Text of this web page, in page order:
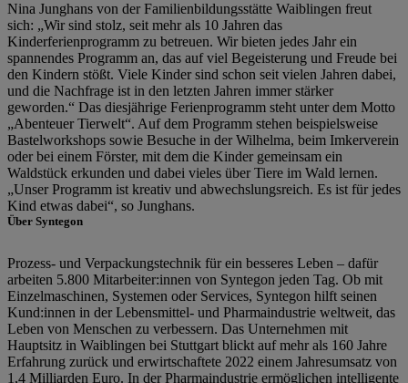
Nina Junghans von der Familienbildungsstätte Waiblingen freut
sich: „Wir sind stolz, seit mehr als 10 Jahren das
Kinderferienprogramm zu betreuen. Wir bieten jedes Jahr ein
spannendes Programm an, das auf viel Begeisterung und Freude bei
den Kindern stößt. Viele Kinder sind schon seit vielen Jahren dabei,
und die Nachfrage ist in den letzten Jahren immer stärker
geworden.“ Das diesjährige Ferienprogramm steht unter dem Motto
„Abenteuer Tierwelt“. Auf dem Programm stehen beispielsweise
Bastelworkshops sowie Besuche in der Wilhelma, beim Imkerverein
oder bei einem Förster, mit dem die Kinder gemeinsam ein
Waldstück erkunden und dabei vieles über Tiere im Wald lernen.
„Unser Programm ist kreativ und abwechslungsreich. Es ist für jedes
Kind etwas dabei“, so Junghans.
Über Syntegon
Prozess- und Verpackungstechnik für ein besseres Leben – dafür
arbeiten 5.800 Mitarbeiter:innen von Syntegon jeden Tag. Ob mit
Einzelmaschinen, Systemen oder Services, Syntegon hilft seinen
Kund:innen in der Lebensmittel- und Pharmaindustrie weltweit, das
Leben von Menschen zu verbessern. Das Unternehmen mit
Hauptsitz in Waiblingen bei Stuttgart blickt auf mehr als 160 Jahre
Erfahrung zurück und erwirtschaftete 2022 einem Jahresumsatz von
1,4 Milliarden Euro. In der Pharmaindustrie ermöglichen intelligente